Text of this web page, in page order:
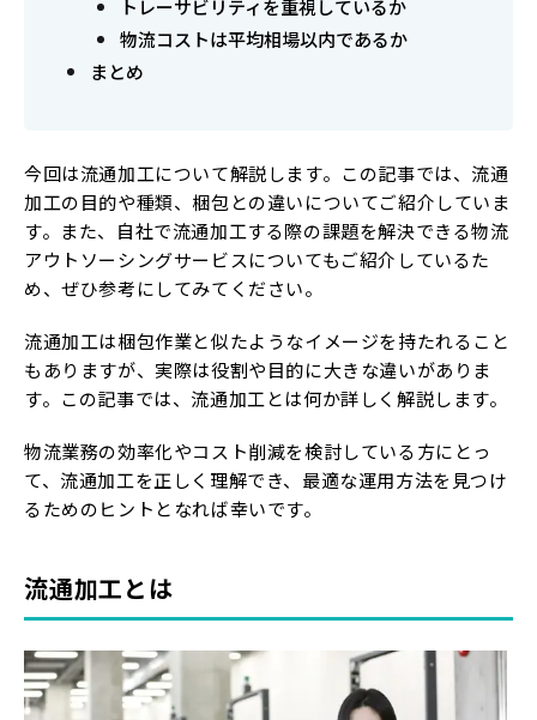
トレーサビリティを重視しているか
物流コストは平均相場以内であるか
まとめ
今回は流通加工について解説します。この記事では、流通
加工の目的や種類、梱包との違いについてご紹介していま
す。また、自社で流通加工する際の課題を解決できる物流
アウトソーシングサービスについてもご紹介しているた
め、ぜひ参考にしてみてください。
流通加工は梱包作業と似たようなイメージを持たれること
もありますが、実際は役割や目的に大きな違いがありま
す。この記事では、流通加工とは何か詳しく解説します。
物流業務の効率化やコスト削減を検討している方にとっ
て、流通加工を正しく理解でき、最適な運用方法を見つけ
るためのヒントとなれば幸いです。
流通加工とは